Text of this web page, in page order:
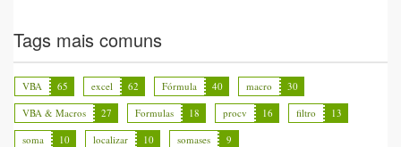
Tags mais comuns
VBA 65 excel 62 Fórmula 40 macro
30
VBA & Macros
27 Formulas 18 procv 16 filtro
13
soma
10 localizar 10 somases 9